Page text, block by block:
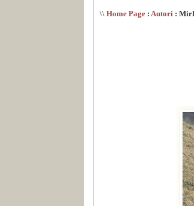
\\ Home Page : Autori :